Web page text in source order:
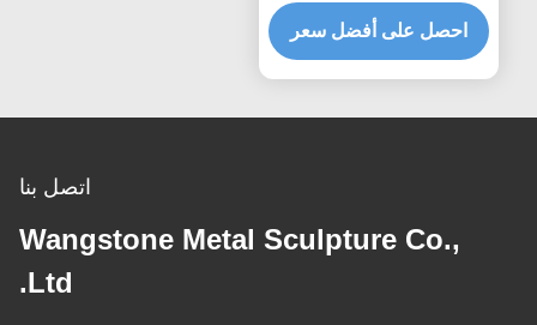
احصل على أفضل سعر
اتصل بنا
Wangstone Metal Sculpture Co.,
Ltd.